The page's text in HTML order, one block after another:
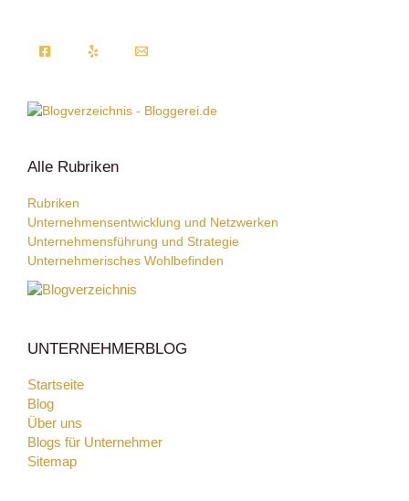
Alle Rubriken
Rubriken
Unternehmensentwicklung und Netzwerken
Unternehmensführung und Strategie
Unternehmerisches Wohlbefinden
UNTERNEHMERBLOG
Startseite
Blog
Über uns
Blogs für Unternehmer
Sitemap